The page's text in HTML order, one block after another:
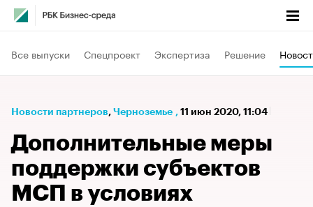
Все выпуски Спецпроект Экспертиза Решение
Новости партнеров⁠, Черноземье , 11 июн 2020, 11:04
Дополнительные меры
поддержки субъектов
МСП в условиях